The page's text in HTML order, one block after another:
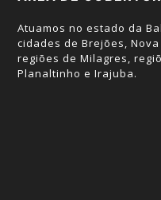
Atuamos no estado da
cidades de Brejões,
regiões de Milagres,
Planaltinho e Irajuba.